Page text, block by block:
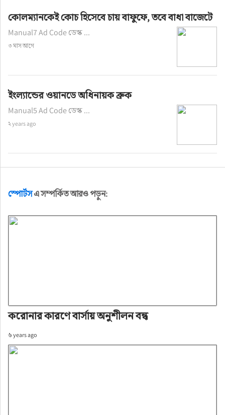
কোলম্যানকেই কোচ হিসেবে চায় বাফুফে, তবে বাধা বাজেটে
Manual7 Ad Code ডেস্ক ...
৩ মাস আগে
ইংল্যান্ডের ওয়ানডে অধিনায়ক ব্রুক
Manual5 Ad Code ডেস্ক ...
২ years ago
স্পোর্টসএ সম্পর্কিত আরও পড়ুন:
করোনার কারণে বার্সায় অনুশীলন বন্ধ
৬ years ago